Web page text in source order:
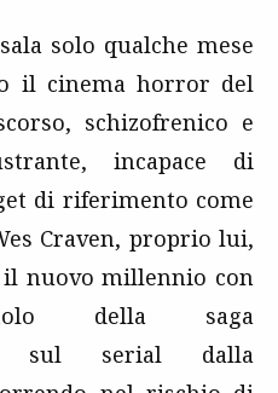
solo qualche mese
il cinema horror del
schizofrenico e
incapace di
di riferimento come
Craven, proprio lui,
il nuovo millennio con
della saga
sul serial dalla